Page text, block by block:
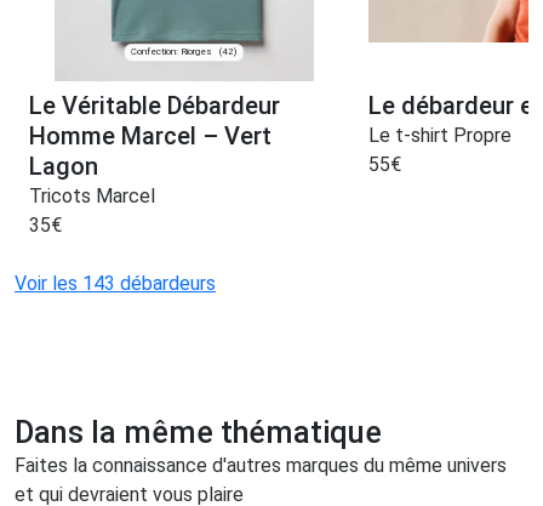
Confection: Riorges (42)
Le Véritable Débardeur
Homme Marcel – Vert
Lagon
Tricots Marcel
35€
Le débardeur
Le t-shirt Propre
55€
Voir les 143 débardeurs
Dans la même thématique
Faites la connaissance d'autres marques du même univers
et qui devraient vous plaire